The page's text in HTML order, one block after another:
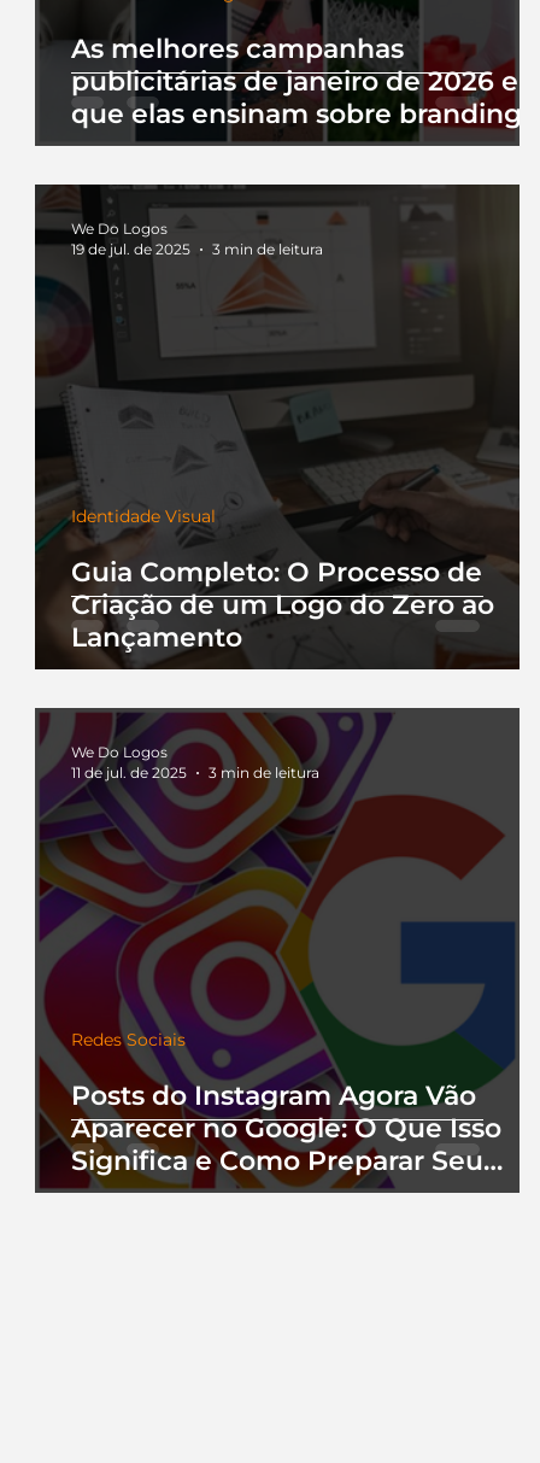
As melhores campanhas
publicitárias de janeiro de 2026 e
que elas ensinam sobre branding
Guia Completo: O Processo de
Criação de um Logo do Zero ao
Lançamento
Identidade Visual
We Do Logos
19 de jul. de 2025
3 min de leitura
Posts do Instagram Agora Vão
Aparecer no Google: O Que Isso
Significa e Como Preparar Seu
Perfil
Redes Sociais
We Do Logos
11 de jul. de 2025
3 min de leitura